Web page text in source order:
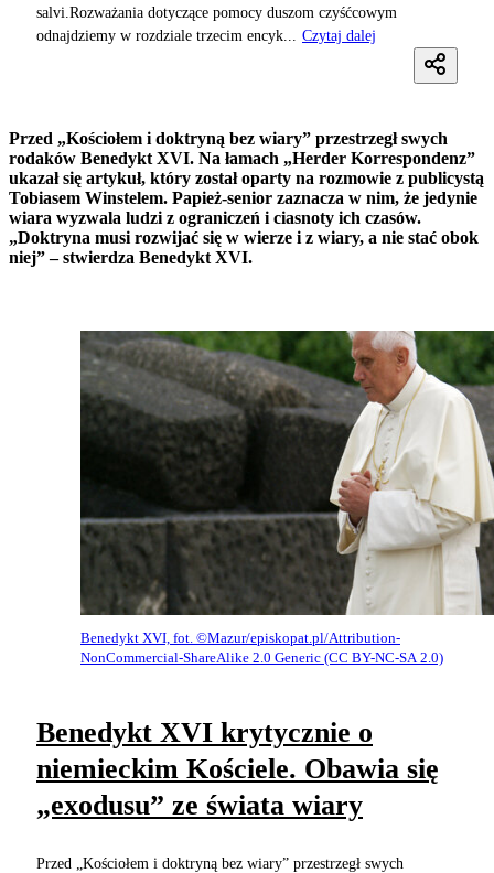
salvi.Rozważania dotyczące pomocy duszom czyśćcowym
odnajdziemy w rozdziale trzecim encyk... Czytaj dalej
Przed „Kościołem i doktryną bez wiary” przestrzegł swych
rodaków Benedykt XVI. Na łamach „Herder Korrespondenz”
ukazał się artykuł, który został oparty na rozmowie z publicystą
Tobiasem Winstelem. Papież-senior zaznacza w nim, że jedynie
wiara wyzwala ludzi z ograniczeń i ciasnoty ich czasów.
„Doktryna musi rozwijać się w wierze i z wiary, a nie stać obok
niej” – stwierdza Benedykt XVI.
Benedykt XVI, fot. ©Mazur/episkopat.pl/Attribution-
NonCommercial-ShareAlike 2.0 Generic (CC BY-NC-SA 2.0)
Benedykt XVI krytycznie o
niemieckim Kościele. Obawia się
„exodusu” ze świata wiary
Przed „Kościołem i doktryną bez wiary” przestrzegł swych